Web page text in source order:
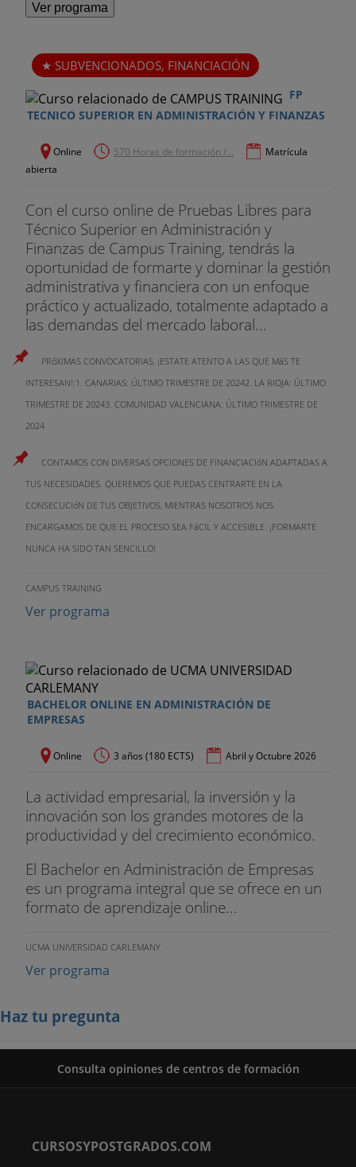
Ver programa
SUBVENCIONADOS, FINANCIACIÓN
FP
TECNICO SUPERIOR EN ADMINISTRACIÓN Y FINANZAS
Online 570 Horas de formación /...
Matrícula
abierta
Con el curso online de Pruebas Libres para
Técnico Superior en Administración y
Finanzas de Campus Training, tendrás la
oportunidad de formarte y dominar la gestión
administrativa y financiera con un enfoque
práctico y actualizado, totalmente adaptado a
las demandas del mercado laboral...
PRóXIMAS CONVOCATORIAS, ¡ESTATE ATENTO A LAS QUE MáS TE
INTERESAN!:1. CANARIAS: ÚLTIMO TRIMESTRE DE 20242. LA RIOJA: ÚLTIMO
TRIMESTRE DE 20243. COMUNIDAD VALENCIANA: ÚLTIMO TRIMESTRE DE
2024
CONTAMOS CON DIVERSAS OPCIONES DE FINANCIACIóN ADAPTADAS A
TUS NECESIDADES. QUEREMOS QUE PUEDAS CENTRARTE EN LA
CONSECUCIóN DE TUS OBJETIVOS, MIENTRAS NOSOTROS NOS
ENCARGAMOS DE QUE EL PROCESO SEA FáCIL Y ACCESIBLE. ¡FORMARTE
NUNCA HA SIDO TAN SENCILLO!
CAMPUS TRAINING
Ver programa
BACHELOR ONLINE EN ADMINISTRACIÓN DE
EMPRESAS
Online 3 años (180 ECTS) Abril y Octubre 2026
La actividad empresarial, la inversión y la
innovación son los grandes motores de la
productividad y del crecimiento económico.
El Bachelor en Administración de Empresas
es un programa integral que se ofrece en un
formato de aprendizaje online...
UCMA UNIVERSIDAD CARLEMANY
Ver programa
Haz tu pregunta
Consulta opiniones de centros de formación
CURSOSYPOSTGRADOS.COM